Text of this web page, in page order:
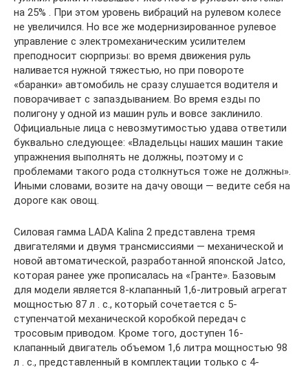
на 25% . При этом уровень вибраций на рулевом колесе
не увеличился. Но все же модернизированное рулевое
управление с электромеханическим усилителем
преподносит сюрпризы: во время движения руль
наливается нужной тяжестью, но при повороте
«баранки» автомобиль не сразу слушается водителя и
поворачивает с запаздыванием. Во время езды по
полигону у одной из машин руль и вовсе заклинило.
Официальные лица с невозмутимостью удава ответили
буквально следующее: «Владельцы наших машин такие
упражнения выполнять не должны, поэтому и с
проблемами такого рода столкнуться тоже не должны».
Иными словами, возите на дачу овощи — ведите себя на
дороге как овощ.
Силовая гамма LADA Kalina 2 представлена тремя
двигателями и двумя трансмиссиями — механической и
новой автоматической, разработанной японской Jatco,
которая ранее уже прописалась на «Гранте». Базовым
для модели является 8-клапанный 1,6-литровый агрегат
мощностью 87 л . с., который сочетается с 5-
ступенчатой механической коробкой передач с
тросовым приводом. Кроме того, доступен 16-
клапанный двигатель объемом 1,6 литра мощностью 98
л . с., представленный в комплектации только с 4-